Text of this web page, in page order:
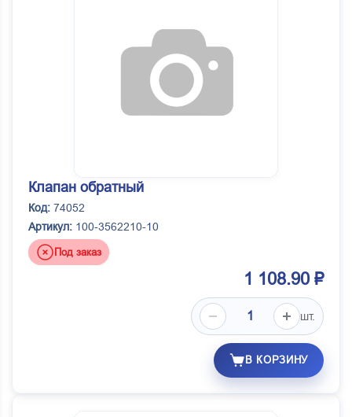
Клапан обратный
Код: 74052
Артикул: 100-3562210-10
Под заказ
1 108.90 ₽
шт.
В КОРЗИНУ